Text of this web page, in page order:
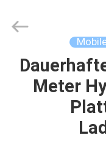
ZU
HAUSE
PRODUKTE
LTD.
Meter